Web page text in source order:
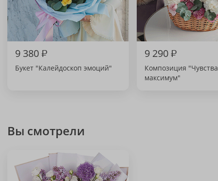
9 380₽
Букет "Калейдоскоп эмоций"
9 290₽
Композиция
максимум"
Вы смотрели